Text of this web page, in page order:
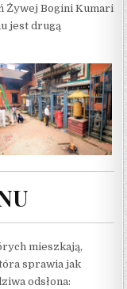
Żywej Bogini Kumari
jest drugą
mieszkają,
sprawia jak
odsłona: